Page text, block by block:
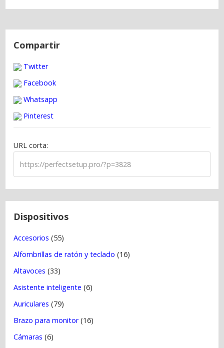
N
e
n
Compartir
Twitter
Facebook
Whatsapp
Pinterest
URL corta:
Dispositivos
Accesorios (55)
Alfombrillas de ratón y teclado (16)
Altavoces (33)
Asistente inteligente (6)
Auriculares (79)
Brazo para monitor(16)
Cámaras (6)